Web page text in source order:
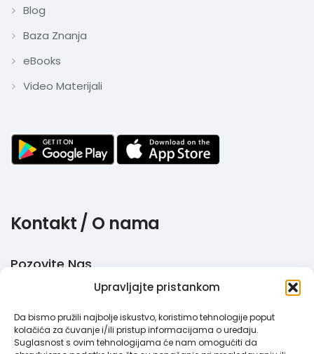
Upravljajte pristankom
Da bismo pružili najbolje iskustvo, koristimo tehnologije poput
kolačića za čuvanje i/ili pristup informacijama o uređaju.
Suglasnost s ovim tehnologijama će nam omogućiti da
Blog
Baza Znanja
eBooks
Video Materijali
Kontakt / O nama
Pozovite Nas
+385 51 770 710
Email
info@megabooker.hr